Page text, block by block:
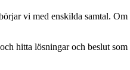
vi med enskilda samtal.
hitta lösningar och beslut